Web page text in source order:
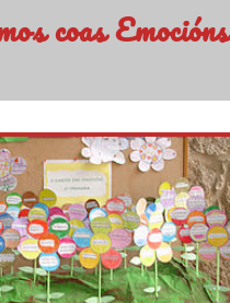
coas Emocións